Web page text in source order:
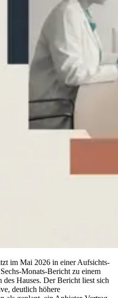
im Mai 2026 in einer Aufsichts-
Monats-Bericht zu einem
Hauses. Der Bericht liest sich
deutlich höhere